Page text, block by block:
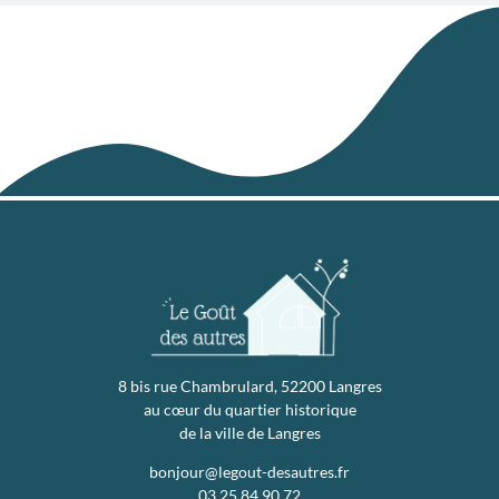
8 bis rue Chambrulard, 52200 Langres
au cœur du quartier historique
de la ville de Langres
bonjour@legout-desautres.fr